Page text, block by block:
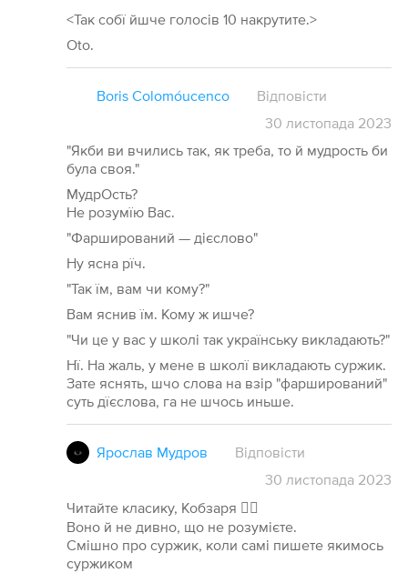
<Так собї йшче голосів 10 накрутите.>
Oto.
Boris Colomóucenco
Відповісти
30 листопада 2023
"Якби ви вчились так, як треба, то й мудрость би
була своя."
МудрОсть?
Не розумїю Вас.
"Фарширований — дієслово"
Ну ясна рїч.
"Так їм, вам чи кому?"
Вам яснив їм. Кому ж ишче?
"Чи це у вас у школі так українську викладають?"
Нї. На жаль, у мене в школї викладають суржик.
Зате яснять, шчо слова на взір "фарширований"
суть дїєслова, га не шчось иньше.
Ярослав Мудров
Відповісти
30 листопада 2023
Читайте класику, Кобзаря 🤦‍♂️
Воно й не дивно, що не розумієте.
Смішно про суржик, коли самі пишете якимось
суржиком